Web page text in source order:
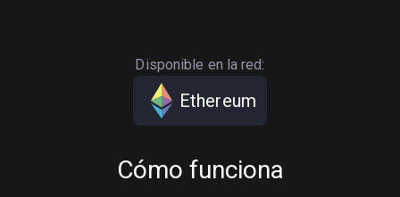
Disponible en la red:
Ethereum
Cómo funciona